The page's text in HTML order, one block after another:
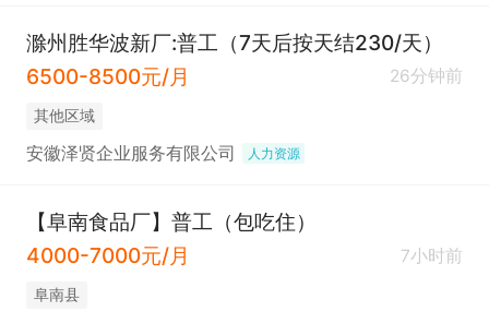
滁州胜华波新厂:普工（7天后按天结230/天）
6500-8500元/月
26分钟前
其他区域
安徽泽贤企业服务有限公司 人力资源
【阜南食品厂】普工（包吃住）
4000-7000元/月
7小时前
阜南县